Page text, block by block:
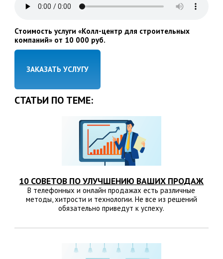
Стоимость услуги «Колл-центр для строительных
компаний» от 10 000 руб.
ЗАКАЗАТЬ УСЛУГУ
СТАТЬИ ПО ТЕМЕ:
10 СОВЕТОВ ПО УЛУЧШЕНИЮ ВАШИХ ПРОДАЖ
В телефонных и онлайн продажах есть различные
методы, хитрости и технологии. Не все из решений
обязательно приведут к успеху.